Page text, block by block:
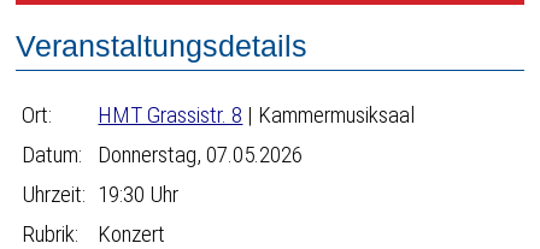
Veranstaltungsdetails
Ort: HMT Grassistr. 8 | Kammermusiksaal
Datum:
Donnerstag, 07.05.2026
Uhrzeit: 19:30 Uhr
Rubrik:
Konzert